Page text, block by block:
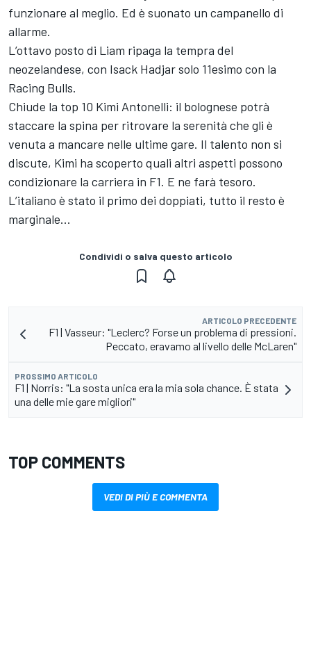
funzionare al meglio. Ed è suonato un campanello di
allarme.
L’ottavo posto di Liam ripaga la tempra del
neozelandese, con Isack Hadjar solo 11esimo con la
Racing Bulls.
Chiude la top 10 Kimi Antonelli: il bolognese potrà
staccare la spina per ritrovare la serenità che gli è
venuta a mancare nelle ultime gare. Il talento non si
discute, Kimi ha scoperto quali altri aspetti possono
condizionare la carriera in F1. E ne farà tesoro.
L’italiano è stato il primo dei doppiati, tutto il resto è
marginale...
Condividi o salva questo articolo
ARTICOLO PRECEDENTE
F1 | Vasseur: "Leclerc? Forse un problema di pressioni.
Peccato, eravamo al livello delle McLaren"
PROSSIMO ARTICOLO
F1 | Norris: "La sosta unica era la mia sola chance. È stata
una delle mie gare migliori"
TOP COMMENTS
VEDI DI PIÙ E COMMENTA